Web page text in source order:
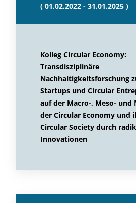
( 01.02.2022 - 31.01.2025 )
Kolleg Circular Economy:
Transdisziplinäre
Nachhaltigkeitsforschung
Startups und Circular
auf der Macro-, Meso- und
der Circular Economy und
Circular Society durch
Innovationen